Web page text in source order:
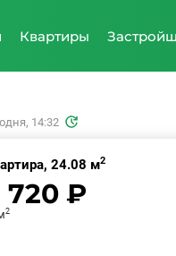
Квартиры
14:32
24.08 м2
720 ₽
2